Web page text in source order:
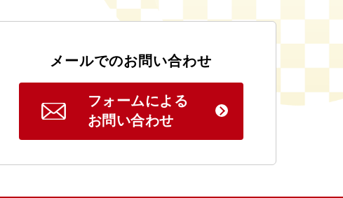
メールでのお問い合わせ
フォームによる
お問い合わせ